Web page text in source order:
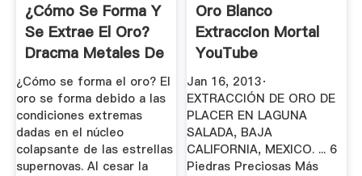
¿Cómo Se Forma Y
Se Extrae El Oro?
Dracma Metales De
...
¿Cómo se forma el oro? El
oro se forma debido a las
condiciones extremas
dadas en el núcleo
colapsante de las estrellas
supernovas. Al cesar la
Oro Blanco
Extraccion Mortal
YouTube
Jan 16, 2013·
EXTRACCIÓN DE ORO DE
PLACER EN LAGUNA
SALADA, BAJA
CALIFORNIA, MEXICO. ... 6
Piedras Preciosas Más